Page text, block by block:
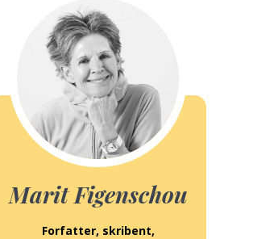
Marit Figenschou
Forfatter, skribent,